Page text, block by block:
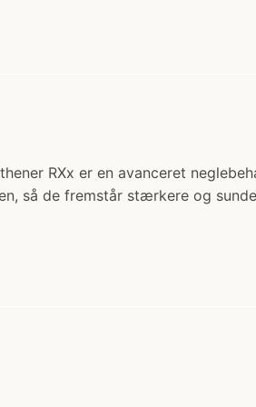
RXx er en avanceret
så de fremstår stærkere og